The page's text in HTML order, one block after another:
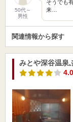
50代～
男性
そうでも
来…
関連情報から探す
みとや深谷温泉